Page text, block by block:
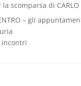
scomparsa di CARLO
– gli
incontri